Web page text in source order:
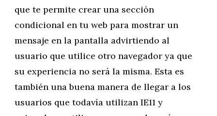
que te permite crear una sección
condicional en tu web para mostrar un
mensaje en la pantalla advirtiendo al
usuario que utilice otro navegador ya que
su experiencia no será la misma. Esta es
también una buena manera de llegar a los
usuarios que todavía utilizan IE11 y